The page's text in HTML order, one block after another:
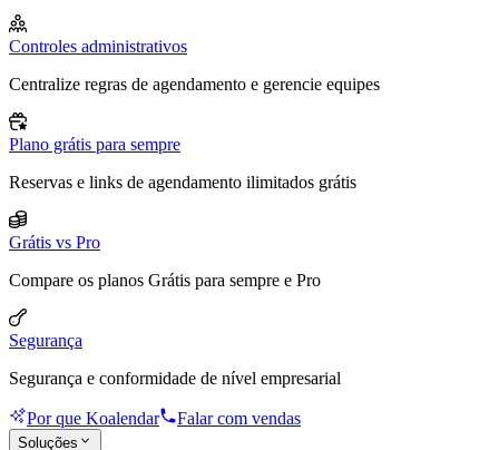
Controles administrativos
Centralize regras de agendamento e gerencie equipes
Plano grátis para sempre
Reservas e links de agendamento ilimitados grátis
Grátis vs Pro
Compare os planos Grátis para sempre e Pro
Segurança
Segurança e conformidade de nível empresarial
Por que Koalendar Falar com vendas
Soluções